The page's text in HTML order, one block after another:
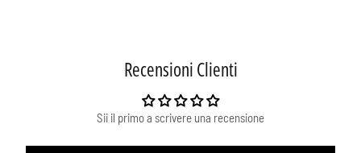
Recensioni Clienti
Sii il primo a scrivere una recensione